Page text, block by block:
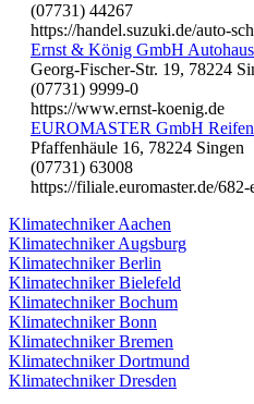
(07731) 44267
https://handel.suzuki.de/auto-
Ernst & König GmbH Autohaus
Georg-Fischer-Str. 19, 78224
(07731) 9999-0
https://www.ernst-koenig.de
EUROMASTER GmbH
Pfaffenhäule 16, 78224 Singen
(07731) 63008
https://filiale.euromaster.de/682-
Klimatechniker Aachen
Klimatechniker Augsburg
Klimatechniker Berlin
Klimatechniker Bielefeld
Klimatechniker Bochum
Klimatechniker Bonn
Klimatechniker Bremen
Klimatechniker Dortmund
Klimatechniker Dresden